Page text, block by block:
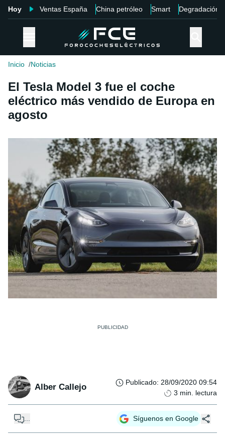
Hoy Ventas España China petróleo Smart Degradación
Inicio Noticias
El Tesla Model 3 fue el coche
eléctrico más vendido de Europa en
agosto
Alber Callejo Publicado: 28/09/2020 09:54
3 min. lectura
... Síguenos en Google